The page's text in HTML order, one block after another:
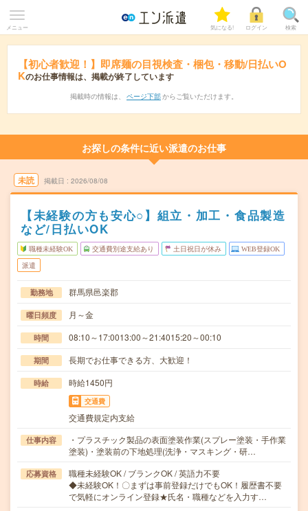
メニュー 気になる! ログイン 検索
【初心者歓迎！】即席麺の目視検査・梱包・移動/日払いO
Kのお仕事情報は、掲載が終了しています
掲載時の情報は、 ページ下部 からご覧いただけます。
お探しの条件に近い派遣のお仕事
未読 掲載日 2026/08/08
【未経験の方も安心○】組立・加工・食品製造
など/日払いOK
職種未経験OK 交通費別途支給あり 土日祝日が休み WEB登録OK
派遣
勤務地 群馬県邑楽郡
曜日頻度 月～金
時間 08:10～17:0013:00～21:4015:20～00:10
期間 長期でお仕事できる方、大歓迎！
時給 時給1450円
交通費
交通費規定内支給
仕事内容
・プラスチック製品の表面塗装作業(スプレー塗装・手作業
塗装)・塗装前の下地処理(洗浄・マスキング・研…
応募資格
職種未経験OK / ブランクOK / 英語力不要
◆未経験OK！〇まずは事前登録だけでもOK！履歴書不要
で気軽にオンライン登録★氏名・職種などを入力す…